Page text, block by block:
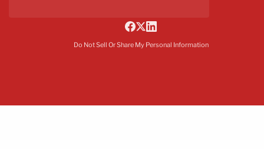
Do Not Sell Or Share My Personal Information